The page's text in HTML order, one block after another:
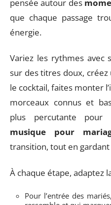
pensée autour des
que chaque passage
énergie.
Variez les rythmes avec
sur des titres doux,
le cocktail, faites monter
morceaux connus et
plus percutante pour
musique pour
transition, tout en
À chaque étape, adaptez
Pour l’entrée des